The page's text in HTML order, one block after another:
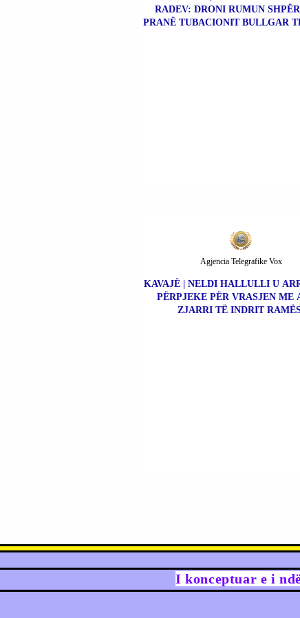
RADEV: DRONI RUMUN
PRANË TUBACIONIT BULLGAR
KAVAJË | NELDI HALLULLI U
PËRPJEKE PËR VRASJEN ME
ZJARRI TË INDRIT
Agjencia Telegrafike Vox
I konceptuar e i